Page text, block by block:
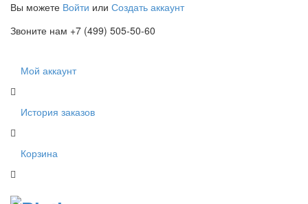
Вы можете Войти или Создать аккаунт
Звоните нам +7 (499) 505-50-60
Мой аккаунт
История заказов
Корзина